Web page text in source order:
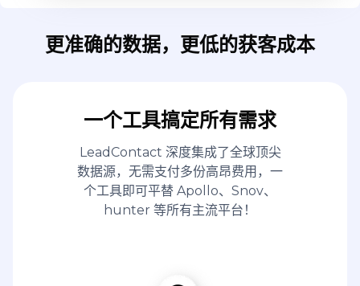
更准确的数据，更低的获客成本
一个工具搞定所有需求
LeadContact 深度集成了全球顶尖
数据源，无需支付多份高昂费用，一
个工具即可平替 Apollo、Snov、
hunter 等所有主流平台！